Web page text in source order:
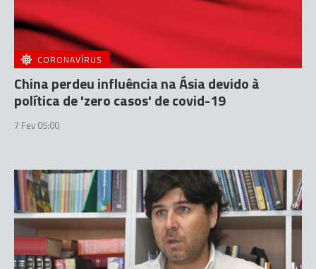
CORONAVÍRUS
China perdeu influência na Ásia devido à
política de 'zero casos' de covid-19
7 Fev 05:00